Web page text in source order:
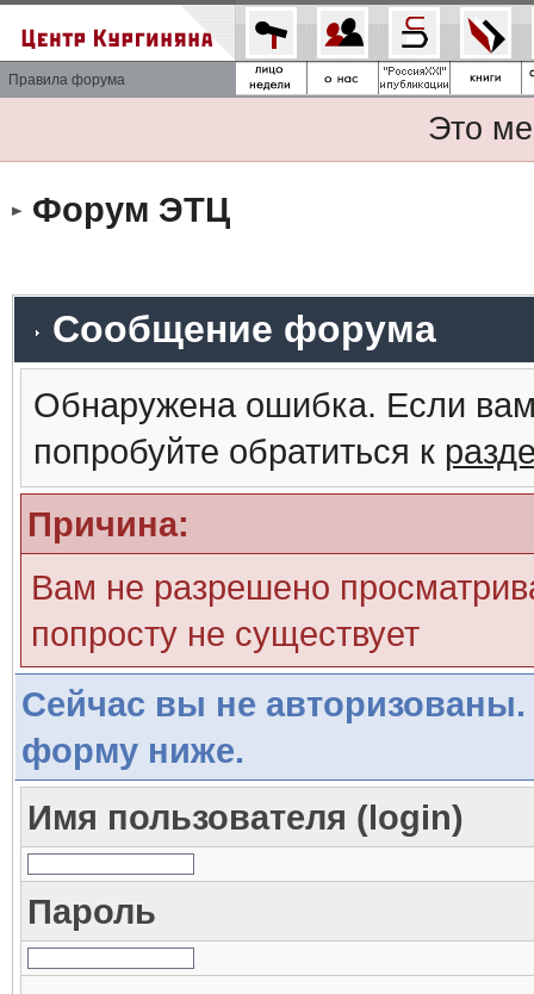
Правила форума
Это
Форум ЭТЦ
Сообщение форума
Обнаружена ошибка. Если
попробуйте обратиться к
Причина:
Вам не разрешено
попросту не существует
Сейчас вы не авторизованы.
форму ниже.
Имя пользователя (login)
Пароль